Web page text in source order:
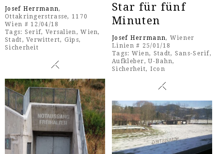
Josef Herrmann,
Ottakringerstrasse, 1170
Wien # 12/04/18
Tags: Serif, Versalien ,Wien,
Stadt,Verwittert, Gips,
Sicherheit
Star für fünf
Minuten
Josef Herrmann, Wiener
Linien # 25/01/18
Tags: Wien, Stadt, Sans-Serif,
Aufkleber,U-Bahn,
Sicherheit, Icon